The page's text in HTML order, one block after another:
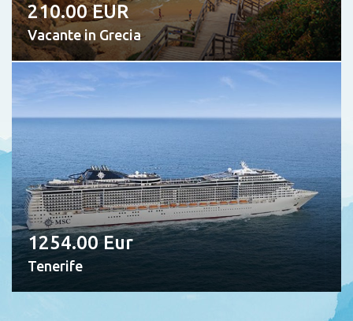
210.00 EUR
Vacante in Grecia
1254.00 Eur
Tenerife